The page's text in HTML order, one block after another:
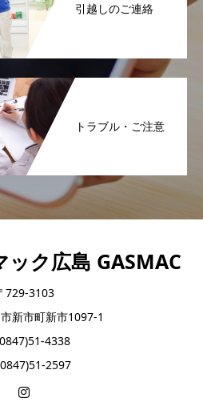
引越しのご連絡
トラブル・ご注意
ク広島 GASMAC
729-3103
新市町新市1097-1
4338
2597